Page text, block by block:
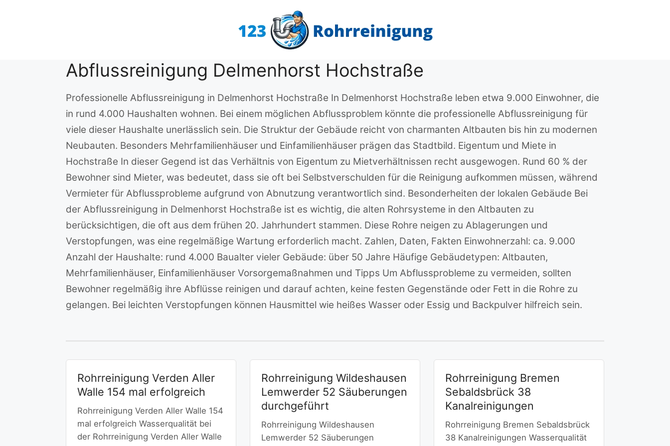
Abflussreinigung Delmenhorst Hochstraße
Professionelle Abflussreinigung in Delmenhorst Hochstraße In Delmenhorst Hochstraße leben etwa 9.000 Einwohner, die
in rund 4.000 Haushalten wohnen. Bei einem möglichen Abflussproblem könnte die professionelle Abflussreinigung für
viele dieser Haushalte unerlässlich sein. Die Struktur der Gebäude reicht von charmanten Altbauten bis hin zu modernen
Neubauten. Besonders Mehrfamilienhäuser und Einfamilienhäuser prägen das Stadtbild. Eigentum und Miete in
Hochstraße In dieser Gegend ist das Verhältnis von Eigentum zu Mietverhältnissen recht ausgewogen. Rund 60 % der
Bewohner sind Mieter, was bedeutet, dass sie oft bei Selbstverschulden für die Reinigung aufkommen müssen, während
Vermieter für Abflussprobleme aufgrund von Abnutzung verantwortlich sind. Besonderheiten der lokalen Gebäude Bei
der Abflussreinigung in Delmenhorst Hochstraße ist es wichtig, die alten Rohrsysteme in den Altbauten zu
berücksichtigen, die oft aus dem frühen 20. Jahrhundert stammen. Diese Rohre neigen zu Ablagerungen und
Verstopfungen, was eine regelmäßige Wartung erforderlich macht. Zahlen, Daten, Fakten Einwohnerzahl: ca. 9.000
Anzahl der Haushalte: rund 4.000 Baualter vieler Gebäude: über 50 Jahre Häufige Gebäudetypen: Altbauten,
Mehrfamilienhäuser, Einfamilienhäuser Vorsorgemaßnahmen und Tipps Um Abflussprobleme zu vermeiden, sollten
Bewohner regelmäßig ihre Abflüsse reinigen und darauf achten, keine festen Gegenstände oder Fett in die Rohre zu
gelangen. Bei leichten Verstopfungen können Hausmittel wie heißes Wasser oder Essig und Backpulver hilfreich sein.
Rohrreinigung Verden Aller
Walle 154 mal erfolgreich
Rohrreinigung Verden Aller Walle 154
mal erfolgreich Wasserqualität bei
der Rohrreinigung Verden Aller Walle
Rohrreinigung Wildeshausen
Lemwerder 52 Säuberungen
durchgeführt
Rohrreinigung Wildeshausen
Lemwerder 52 Säuberungen
Rohrreinigung Bremen
Sebaldsbrück 38
Kanalreinigungen
Rohrreinigung Bremen Sebaldsbrück
38 Kanalreinigungen Wasserqualität